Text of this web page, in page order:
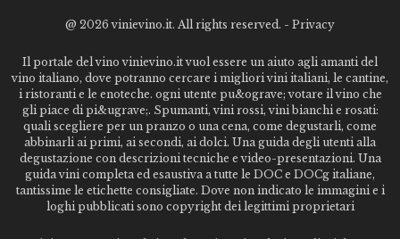
@ 2026 vinievino.it. All rights reserved. - Privacy
Il portale del vino vinievino.it vuol essere un aiuto agli amanti del
vino italiano, dove potranno cercare i migliori vini italiani, le cantine,
i ristoranti e le enoteche. ogni utente pu&ograve; votare il vino che
gli piace di pi&ugrave;. Spumanti, vini rossi, vini bianchi e rosati:
quali scegliere per un pranzo o una cena, come degustarli, come
abbinarli ai primi, ai secondi, ai dolci. Una guida degli utenti alla
degustazione con descrizioni tecniche e video-presentazioni. Una
guida vini completa ed esaustiva a tutte le DOC e DOCg italiane,
tantissime le etichette consigliate. Dove non indicato le immagini e i
loghi pubblicati sono copyright dei legittimi proprietari